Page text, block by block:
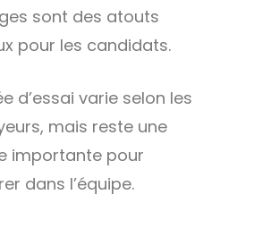
sont des atouts
pour les candidats.
d’essai varie selon les
mais reste une
importante pour
dans l’équipe.